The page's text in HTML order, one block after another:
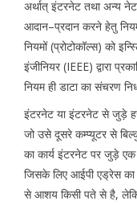
अर्थात् इंटरनेट तथा अन्य
आदान–प्रदान करने हेतु
नियमों (प्रोटोकॉल्स) को
इंजीनियर (IEEE) द्वारा
नियम ही डाटा का संचरण
इंटरनेट या इंटरनेट से जुड़े
जो उसे दूसरे कम्प्यूटर से
का कार्य इंटरनेट पर जुड़े
जिसके लिए आईपी एड्रेस का
से आशय किसी पते से है,